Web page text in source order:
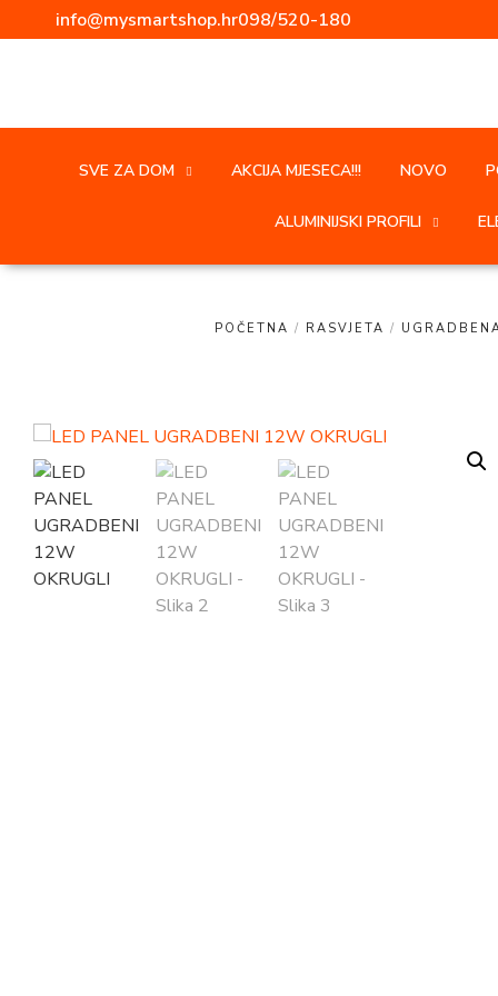
info@mysmartshop.hr098/520-180
SVE ZA DOM AKCIJA MJESECA!!! NOVO
ALUMINIJSKI PROFILI
POČETNA / RASVJETA /